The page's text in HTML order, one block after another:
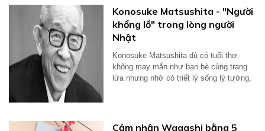
Konosuke Matsushita - "Người
khổng lồ" trong lòng người
Nhật
Konosuke Matsushita dù có tuổi thơ
không may mắn như bạn bè cùng trang
lứa nhưng nhờ có triết lý sống lý tưởng,
Cảm nhận Wagashi bằng 5